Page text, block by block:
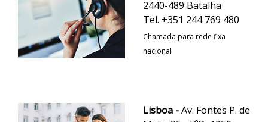
2440-489 Batalha
Tel. +351 244 769 480
Chamada para rede fixa
nacional
Lisboa -Av. Fontes P. de